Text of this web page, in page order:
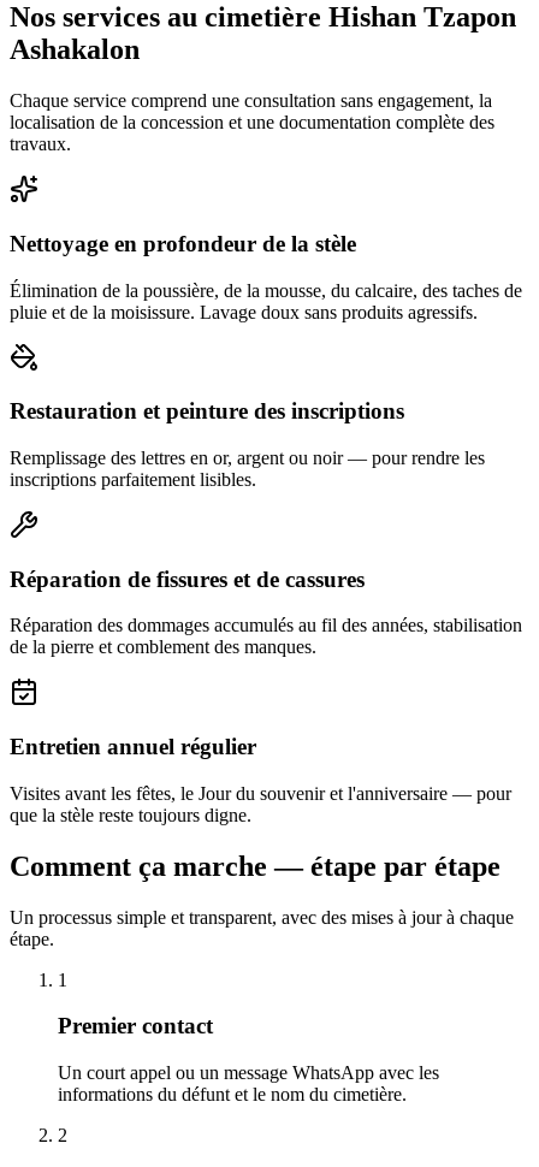
Nos services au cimetière Hishan Tzapon
Ashakalon
Chaque service comprend une consultation sans engagement, la
localisation de la concession et une documentation complète des
travaux.
Nettoyage en profondeur de la stèle
Élimination de la poussière, de la mousse, du calcaire, des taches de
pluie et de la moisissure. Lavage doux sans produits agressifs.
Restauration et peinture des inscriptions
Remplissage des lettres en or, argent ou noir — pour rendre les
inscriptions parfaitement lisibles.
Réparation de fissures et de cassures
Réparation des dommages accumulés au fil des années, stabilisation
de la pierre et comblement des manques.
Entretien annuel régulier
Visites avant les fêtes, le Jour du souvenir et l'anniversaire — pour
que la stèle reste toujours digne.
Comment ça marche — étape par étape
Un processus simple et transparent, avec des mises à jour à chaque
étape.
1
Premier contact
Un court appel ou un message WhatsApp avec les
informations du défunt et le nom du cimetière.
2